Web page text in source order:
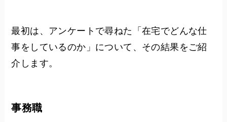
最初は、アンケートで尋ねた「在宅でどんな仕
事をしているのか」について、その結果をご紹
介します。
事務職